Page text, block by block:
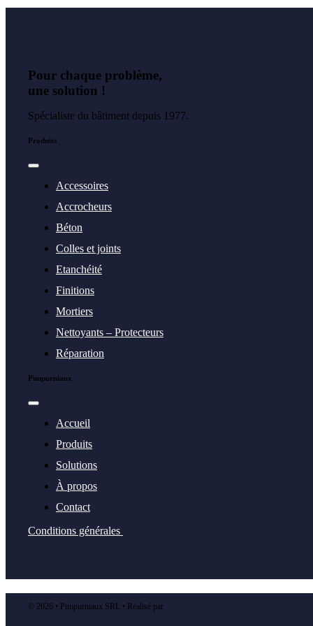
vue
Pour chaque problème,
une solution !
Spécialiste du bâtiment depuis 1977.
Produits
Toggle
NavigationAccessoires
Accrocheurs
Béton
Colles et joints
Etanchéité
Finitions
Mortiers
Nettoyants – Protecteurs
Réparation
Pimpurniaux
Toggle
Navigation
Accueil
Produits
Solutions
À propos
Contact
Conditions générales
© 2026 • Pimpurniaux SRL • Réalisé par